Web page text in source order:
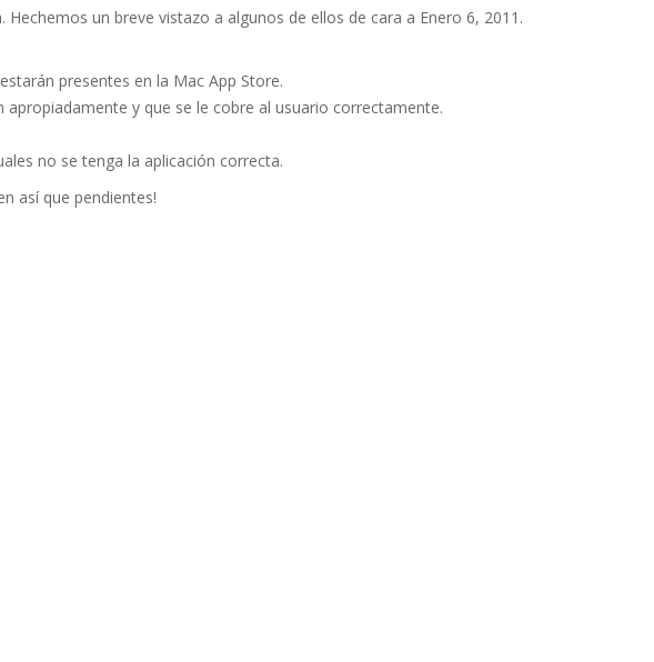
un breve vistazo a algunos de ellos de cara a Enero 6, 2011.
presentes en la Mac App Store.
y que se le cobre al usuario correctamente.
no se tenga la aplicación correcta.
así­ que pendientes!